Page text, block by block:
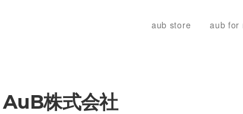
aub store aub for
AuB株式会社